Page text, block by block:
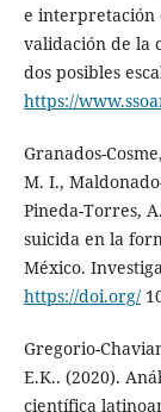
e interpretación
validación de la
dos posibles
https://
Granados-
M. I.,
Pineda-Torres,
suicida en la
México.
https://doi.org/
Gregorio-
E.K.. (2020).
científica